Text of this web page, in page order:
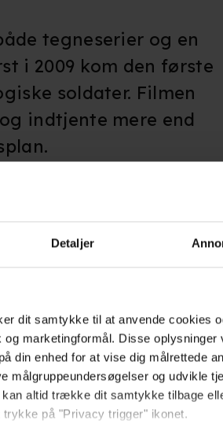
Detaljer
dit samtykke til at anvende cookies
marketingformål. Disse
din enhed for at vise dig målrettede
målgruppeundersøgelser og udvikle
altid trække dit samtykke tilbage
på "Privacy trigger" ikonet.
tegneserier og en
i 2009 kom den første
soldater. Filmen
indtjente mere end
af Jon M. Chu og
Stevenson og Dwayne
som